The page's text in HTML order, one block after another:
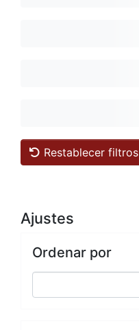
Restablecer filtros
Ajustes
Ordenar por